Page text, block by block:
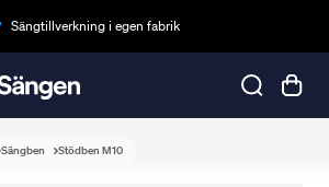
Sängtillverkning i egen fabrik
Sängben Stödben M10